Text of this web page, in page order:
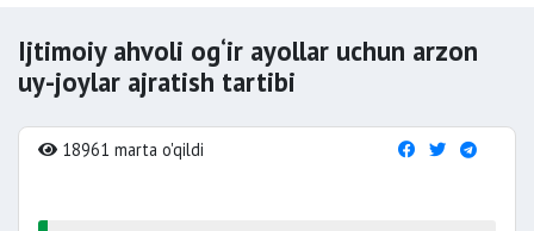
Ijtimoiy ahvoli og‘ir ayollar uchun arzon
uy-joylar ajratish tartibi
18961 marta o'qildi